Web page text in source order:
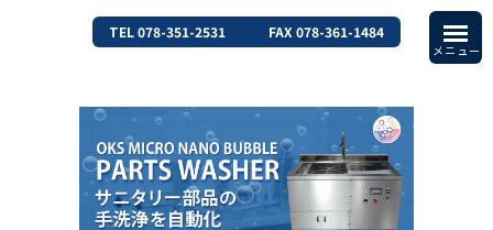
TEL 078-351-2531 FAX 078-361-1484